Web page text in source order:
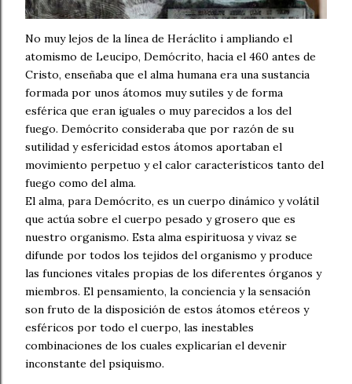
No muy lejos de la línea de Heráclito i ampliando el
atomismo de Leucipo, Demócrito, hacia el 460 antes de
Cristo, enseñaba que el alma humana era una sustancia
formada por unos átomos muy sutiles y de forma
esférica que eran iguales o muy parecidos a los del
fuego. Demócrito consideraba que por razón de su
sutilidad y esfericidad estos átomos aportaban el
movimiento perpetuo y el calor característicos tanto del
fuego como del alma.
El alma, para Demócrito, es un cuerpo dinámico y volátil
que actúa sobre el cuerpo pesado y grosero que es
nuestro organismo. Esta alma espirituosa y vivaz se
difunde por todos los tejidos del organismo y produce
las funciones vitales propias de los diferentes órganos y
miembros. El pensamiento, la conciencia y la sensación
son fruto de la disposición de estos átomos etéreos y
esféricos por todo el cuerpo, las inestables
combinaciones de los cuales explicarían el devenir
inconstante del psiquismo.